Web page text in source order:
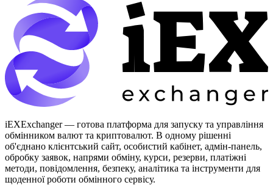
iEXExchanger — готова платформа для запуску та управління
обмінником валют та криптовалют. В одному рішенні
об'єднано клієнтський сайт, особистий кабінет, адмін-панель,
обробку заявок, напрями обміну, курси, резерви, платіжні
методи, повідомлення, безпеку, аналітика та інструменти для
щоденної роботи обмінного сервісу.